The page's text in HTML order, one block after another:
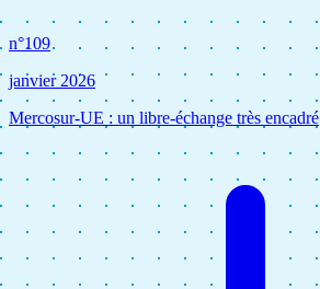
n°109
janvier 2026
Mercosur-UE : un libre-échange très encadré